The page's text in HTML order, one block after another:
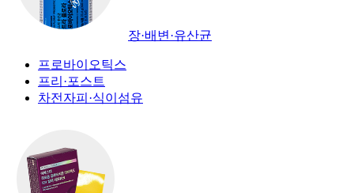
장·배변·유산균
프로바이오틱스
프리·포스트
차전자피·식이섬유